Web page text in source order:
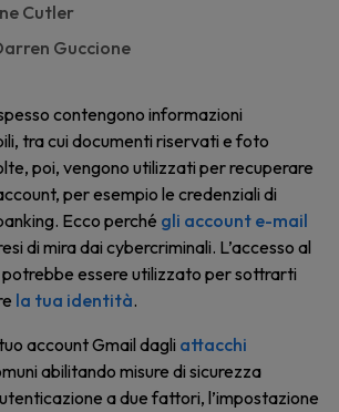
Cutler
Guccione
contengono informazioni
tra cui documenti riservati e foto
poi, vengono utilizzati per recuperare
per esempio le credenziali di
Ecco perché gli account e-mail
di mira dai cybercriminali. L’accesso al
essere utilizzato per sottrarti
la tua identità.
account Gmail dagli attacchi
abilitando misure di sicurezza
a due fattori, l’impostazione